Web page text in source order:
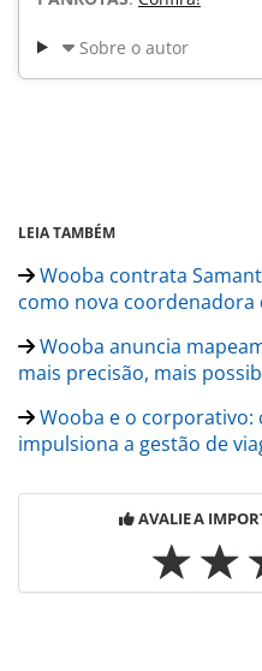
Sobre o autor
LEIA TAMBÉM
Wooba contrata
como nova coordenadora
Wooba anuncia
mais precisão, mais
Wooba e o corporativo:
impulsiona a gestão de
AVALIE A